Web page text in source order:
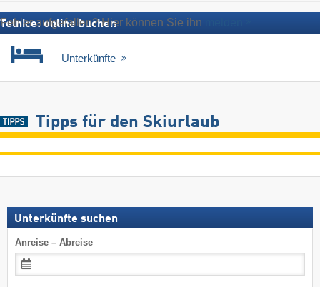
Fehler aufgefallen? Hier können Sie ihn
Telnice: online buchen
Unterkünfte
Tipps für den Skiurlaub
Unterkünfte suchen
Anreise – Abreise